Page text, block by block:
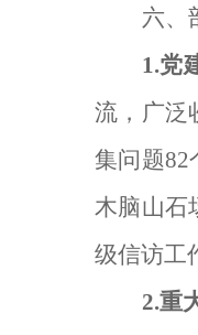
六、
1.党
流，广泛
集问题82
木脑山石
级信访工
2.重